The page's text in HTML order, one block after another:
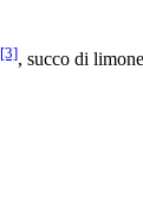
[3], succo di